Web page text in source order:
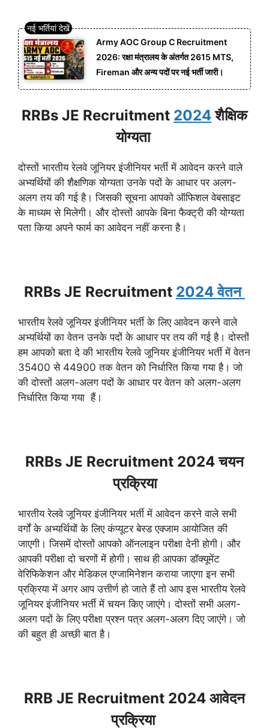
Army AOC Group C Recruitment
2026: रक्षा मंत्रालय के अंतर्गत 2615 MTS,
Fireman और अन्य पदों पर नई भर्ती जारी।
RRBs JE Recruitment 2024शैक्षिक
योग्यता
दोस्तों भारतीय रेलवे जूनियर इंजीनियर भर्ती में आवेदन करने वाले
अभ्यर्थियों की शैक्षणिक योग्यता उनके पदों के आधार पर अलग-
अलग तय की गई है। जिसकी सूचना आपको ऑफिशल वेबसाइट
के माध्यम से मिलेगी। और दोस्तों आपके बिना फैक्ट्री की योग्यता
पता किया अपने फार्म का आवेदन नहीं करना है।
RRBs JE Recruitment 2024 वेतन
भारतीय रेलवे जूनियर इंजीनियर भर्ती के लिए आवेदन करने वाले
अभ्यर्थियों का वेतन उनके पदों के आधार पर तय की गई है। दोस्तों
हम आपको बता दे की भारतीय रेलवे जूनियर इंजीनियर भर्ती में वेतन
35400 से 44900 तक वेतन को निर्धारित किया गया है। जो
की दोस्तों अलग-अलग पदों के आधार पर वेतन को अलग-अलग
निर्धारित किया गया हैं।
RRBs JE Recruitment 2024 चयन
प्रक्रिया
भारतीय रेलवे जूनियर इंजीनियर भर्ती में आवेदन करने वाले सभी
वर्गों के अभ्यर्थियों के लिए कंप्यूटर बेस्ड एक्जाम आयोजित की
जाएगी। जिसमें दोस्तों आपको ऑनलाइन परीक्षा देनी होगी। और
आपकी परीक्षा दो चरणों में होगी। साथ ही आपका डॉक्यूमेंट
वेरिफिकेशन और मेडिकल एग्जामिनेशन कराया जाएगा इन सभी
प्रक्रिया में अगर आप उत्तीर्ण हो जाते हैं तो आप इस भारतीय रेलवे
जूनियर इंजीनियर भर्ती में चयन किए जाएंगे। दोस्तों सभी अलग-
अलग पदों के लिए परीक्षा प्रश्न पत्र अलग-अलग दिए जाएंगे। जो
की बहुत ही अच्छी बात है।
RRB JE Recruitment 2024 आवेदन
प्रक्रिया